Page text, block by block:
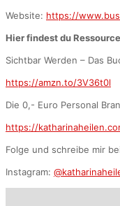
Website: https://
Hier findest du
Sichtbar Werden – Das
https://amzn.to/3V36t0l
Die 0,- Euro Personal
https://
Folge und schreibe mir
Instagram: